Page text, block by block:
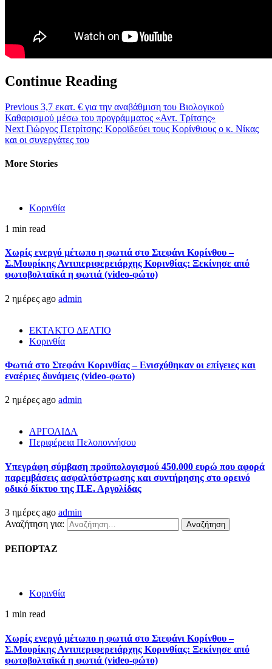
Continue Reading
Previous 3,7 εκατ. € για την αναβάθμιση του Βιολογικού
Καθαρισμού μέσω του προγράμματος «Αντ. Τρίτσης»
Next Γιώργος Πετρίτσης: Κοροϊδεύει τους Κορίνθιους ο κ. Νίκας
και οι συνεργάτες του
More Stories
Κορινθία
1 min read
Χωρίς ενεργό μέτωπο η φωτιά στο Στεφάνι Κορίνθου –
Σ.Μουρίκης Αντιπεριφερειάρχης Κορινθίας: Ξεκίνησε από
φωτοβολταϊκά η φωτιά (video-φώτο)
2 ημέρες ago admin
ΕΚΤΑΚΤΟ ΔΕΛΤΙΟ
Κορινθία
Φωτιά στο Στεφάνι Κορινθίας – Ενισχύθηκαν οι επίγειες και
εναέριες δυνάμεις (video-φωτο)
2 ημέρες ago admin
ΑΡΓΟΛΙΔΑ
Περιφέρεια Πελοποννήσου
Υπεγράφη σύμβαση προϋπολογισμού 450.000 ευρώ που αφορά
παρεμβάσεις ασφαλτόστρωσης και συντήρησης στο ορεινό
οδικό δίκτυο της Π.Ε. Αργολίδας
3 ημέρες ago admin
Αναζήτηση για:
ΡΕΠΟΡΤΑΖ
Κορινθία
1 min read
Χωρίς ενεργό μέτωπο η φωτιά στο Στεφάνι Κορίνθου –
Σ.Μουρίκης Αντιπεριφερειάρχης Κορινθίας: Ξεκίνησε από
φωτοβολταϊκά η φωτιά (video-φώτο)